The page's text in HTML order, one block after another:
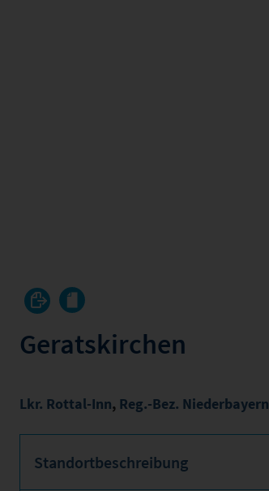
Geratskirchen
Lkr. Rottal-Inn, Reg.-Bez. Niederbayern
Standortbeschreibung